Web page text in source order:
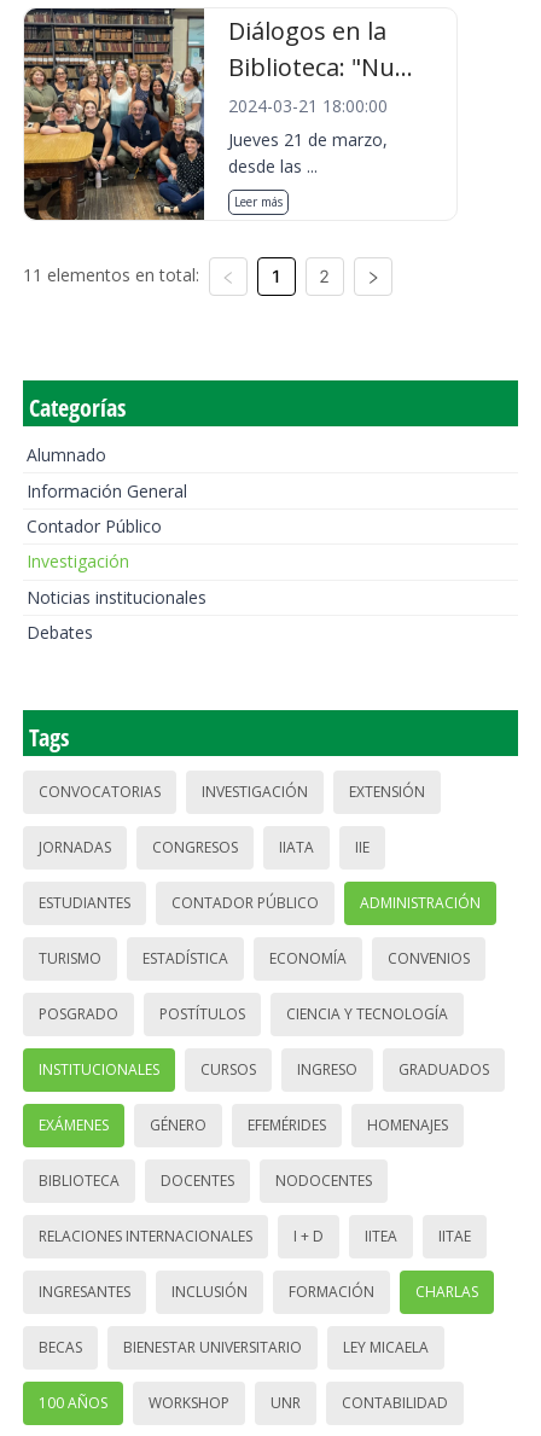
Diálogos en la
Biblioteca: "Nu...
2024-03-21 18:00:00
Jueves 21 de marzo,
desde las ...
Leer más
11 elementos en total: 1 2
Categorías
Alumnado
Información General
Contador Público
Investigación
Noticias institucionales
Debates
Tags
CONVOCATORIAS INVESTIGACIÓN EXTENSIÓN
JORNADAS CONGRESOS IIATA IIE
ESTUDIANTES CONTADOR PÚBLICO ADMINISTRACIÓN
TURISMO ESTADÍSTICA ECONOMÍA CONVENIOS
POSGRADO POSTÍTULOS CIENCIA Y TECNOLOGÍA
INSTITUCIONALES CURSOS INGRESO GRADUADOS
EXÁMENES GÉNERO EFEMÉRIDES HOMENAJES
BIBLIOTECA DOCENTES NODOCENTES
RELACIONES INTERNACIONALES I + D IITEA IITAE
INGRESANTES INCLUSIÓN FORMACIÓN CHARLAS
BECAS BIENESTAR UNIVERSITARIO LEY MICAELA
100 AÑOS WORKSHOP UNR CONTABILIDAD